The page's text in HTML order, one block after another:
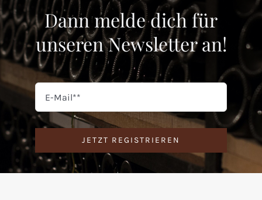
Dann melde dich für
unseren Newsletter an!
JETZT REGISTRIEREN